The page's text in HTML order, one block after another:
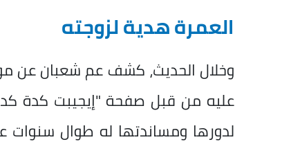
العمرة هدية لزوجته
وخلال الحديث، كشف عم شعبان عن
عليه من قبل صفحة "إيجيبت كدة
لدورها ومساندتها له طوال سنوات